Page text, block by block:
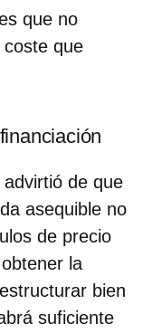
que no
que
de que
asequible no
de precio
la
bien
suficiente